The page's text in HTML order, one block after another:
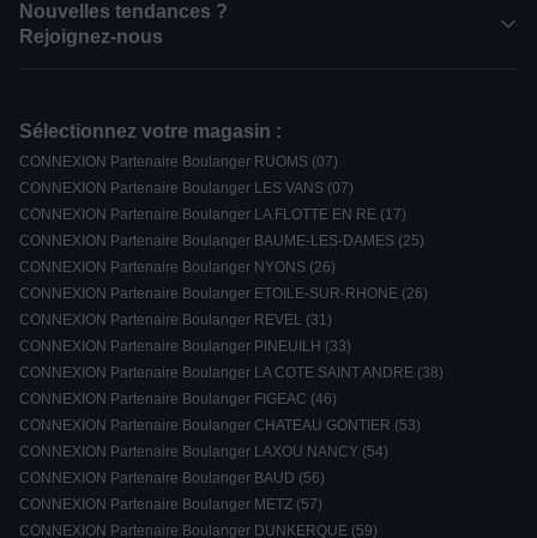
Nouvelles tendances ?
Rejoignez-nous
Sélectionnez votre magasin :
CONNEXION Partenaire Boulanger RUOMS (07)
CONNEXION Partenaire Boulanger LES VANS (07)
CONNEXION Partenaire Boulanger LA FLOTTE EN RE (17)
CONNEXION Partenaire Boulanger BAUME-LES-DAMES (25)
CONNEXION Partenaire Boulanger NYONS (26)
CONNEXION Partenaire Boulanger ETOILE-SUR-RHONE (26)
CONNEXION Partenaire Boulanger REVEL (31)
CONNEXION Partenaire Boulanger PINEUILH (33)
CONNEXION Partenaire Boulanger LA COTE SAINT ANDRE (38)
CONNEXION Partenaire Boulanger FIGEAC (46)
CONNEXION Partenaire Boulanger CHATEAU GONTIER (53)
CONNEXION Partenaire Boulanger LAXOU NANCY (54)
CONNEXION Partenaire Boulanger BAUD (56)
CONNEXION Partenaire Boulanger METZ (57)
CONNEXION Partenaire Boulanger DUNKERQUE (59)